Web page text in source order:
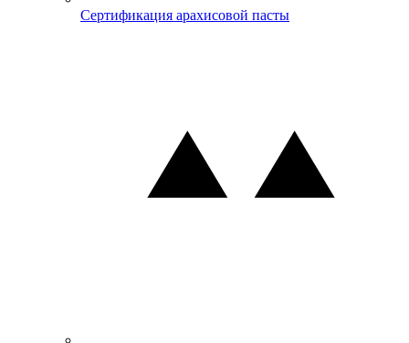
Сертификация арахисовой пасты